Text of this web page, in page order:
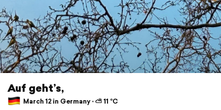
Auf geht’s,
March 12 in Germany ⋅ ⛅ 11 °C